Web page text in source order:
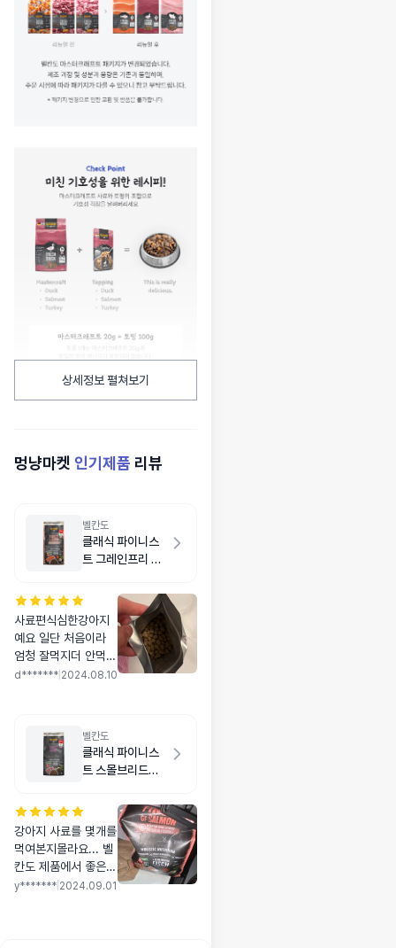
상세정보 펼쳐보기
멍냥마켓 인기제품 리뷰
벨칸도
클래식 파이니스
트 그레인프리 연
사료편식심한강아지
예요 일단 처음이라
엄청 잘먹지더 안먹지
도않아요 제발 잘먹어
d******* 2024.08.10
벨칸도
클래식 파이니스
트 스몰브리드
강아지 사료를 몇개를
먹여본지몰라요... 벨
칸도 제품에서 좋은것
도 먹여봤는데 너무
y******* 2024.09.01